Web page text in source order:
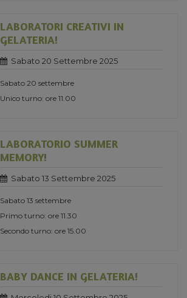
LABORATORI CREATIVI IN
GELATERIA!
Sabato 20 Settembre 2025
Sabato 20 settembre
Unico turno: ore 11.00
LABORATORIO SUMMER
MEMORY!
Sabato 13 Settembre 2025
Sabato 13 settembre
Primo turno: ore 11.30
Secondo turno: ore 15.00
BABY DANCE IN GELATERIA!